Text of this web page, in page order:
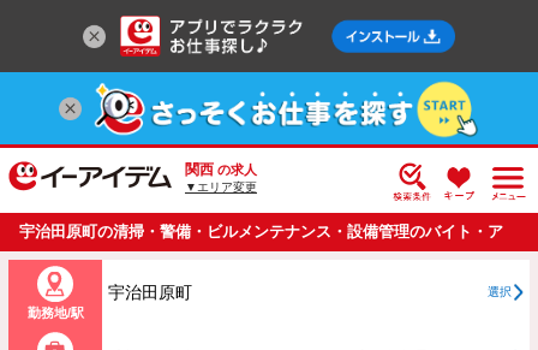
関西 の求人
▼エリア変更
宇治田原町の清掃・警備・ビルメンテナンス・設備管理のバイト・ア
ルバイト・パートの求人情報一覧
勤務地/駅
宇治田原町 選択